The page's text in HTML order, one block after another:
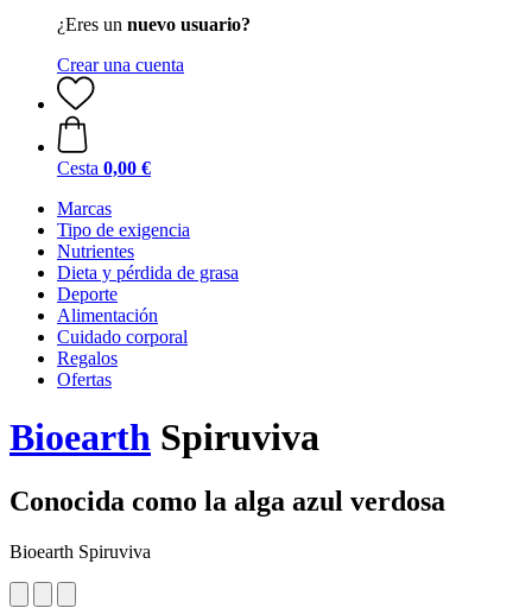
¿Eres un nuevo usuario?
Crear una cuenta
Cesta 0,00 €
Marcas
Tipo de exigencia
Nutrientes
Dieta y pérdida de grasa
Deporte
Alimentación
Cuidado corporal
Regalos
Ofertas
Bioearth Spiruviva
Conocida como la alga azul verdosa
Bioearth Spiruviva